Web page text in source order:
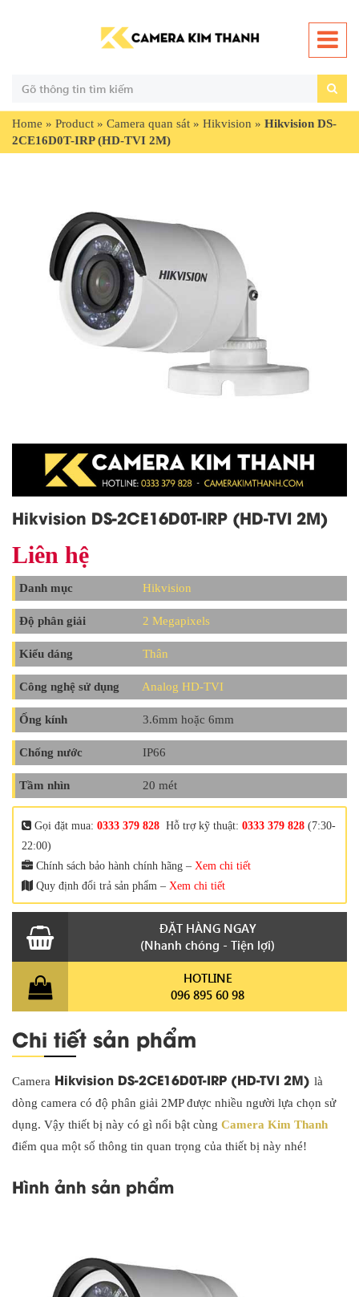
Home » Product » Camera quan sát » Hikvision » Hikvision DS-
2CE16D0T-IRP (HD-TVI 2M)
Hikvision DS-2CE16D0T-IRP (HD-TVI 2M)
Liên hệ
Danh mục Hikvision
Độ phân giải 2 Megapixels
Kiểu dáng Thân
Công nghệ sử dụng Analog HD-TVI
Ống kính 3.6mm hoặc 6mm
Chống nước IP66
Tầm nhìn 20 mét
Gọi đặt mua: 0333 379 828 Hỗ trợ kỹ thuật: 0333 379 828 (7:30-
22:00)
Chính sách bảo hành chính hãng – Xem chi tiết
Quy định đổi trả sản phẩm – Xem chi tiết
ĐẶT HÀNG NGAY
(Nhanh chóng - Tiện lợi)
HOTLINE
096 895 60 98
Chi tiết sản phẩm
Camera Hikvision DS-2CE16D0T-IRP (HD-TVI 2M) là
dòng camera có độ phân giải 2MP được nhiều người lựa chọn sử
dụng. Vậy thiết bị này có gì nổi bật cùng Camera Kim Thanh
điểm qua một số thông tin quan trọng của thiết bị này nhé!
Hình ảnh sản phẩm